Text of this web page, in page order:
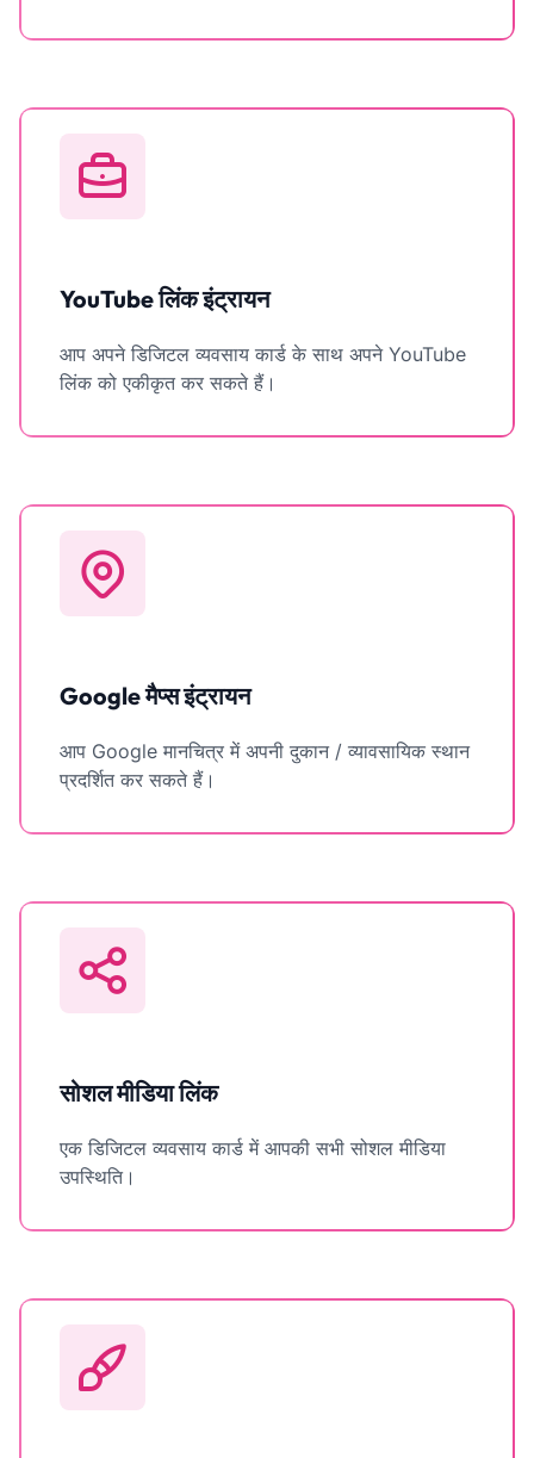
YouTube लिंक इंट्रायन
आप अपने डिजिटल व्यवसाय कार्ड के साथ अपने YouTube
लिंक को एकीकृत कर सकते हैं।
Google मैप्स इंट्रायन
आप Google मानचित्र में अपनी दुकान / व्यावसायिक स्थान
प्रदर्शित कर सकते हैं।
सोशल मीडिया लिंक
एक डिजिटल व्यवसाय कार्ड में आपकी सभी सोशल मीडिया
उपस्थिति।